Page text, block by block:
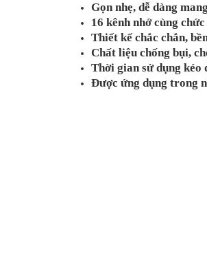
Gọn nhẹ, dễ dàng
16 kênh nhớ cùng
Thiết kế chắc chắn,
Chất liệu chống bụi,
Thời gian sử dụng kéo
Được ứng dụng trong